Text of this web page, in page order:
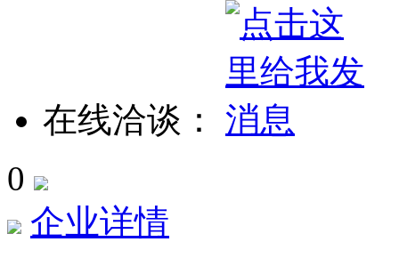
在线洽谈：
0
企业详情